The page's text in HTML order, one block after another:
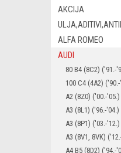
AKCIJA
ALFA ROMEO
AUDI
80 B4 (8C2) ('91.-
100 C4 (4A2)
A2 (8Z0) ('00.-'05.)
A3 (8L1) ('96.-'04.)
A3 (8P1) ('03.-'12.)
A3 (8V1, 8VK)
A4 B5 (8D2) ('94.-